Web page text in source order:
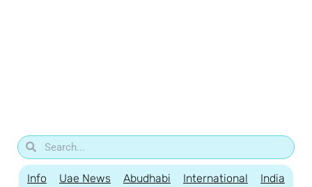
Info Uae News Abudhabi International India